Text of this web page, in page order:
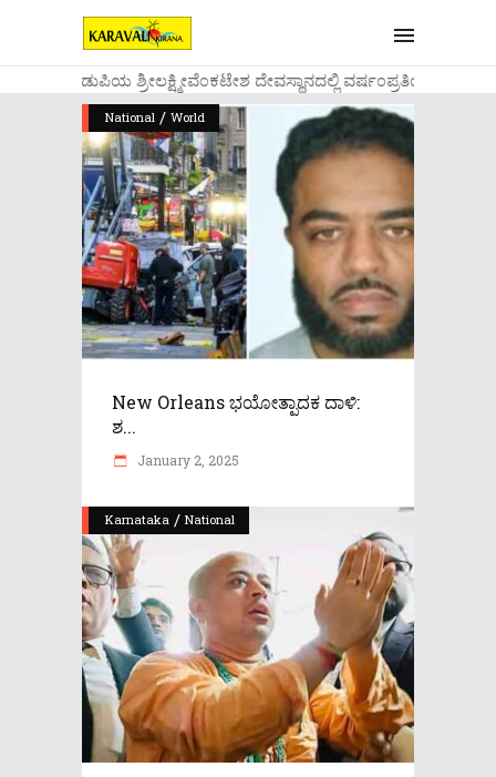
....ಉಡುಪಿಯ ಶ್ರೀಲಕ್ಷ್ಮೀವೆ೦ಕಟೇಶ ದೇವಸ್ಥಾನದಲ್ಲಿ ವರ್ಷ೦ಪ್ರತಿಯ
National / World
New Orleans ಭಯೋತ್ಪಾದಕ ದಾಳಿ:
ಶ...
January 2, 2025
Karnataka / National